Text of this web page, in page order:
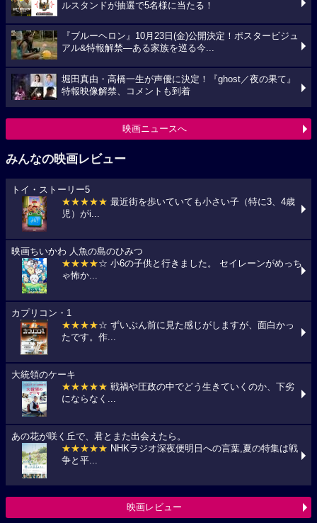
ルスタンドが抽選で5名様に当たる！
『ブルーヘロン』10月23日(金)公開決定！ポスタービジュ
アル&特報解禁―ある家族を巡る今...
堀田真由・高橋一生が声優に決定！『ghost／夜の果て』
特報映像解禁、コメントも到着
映画ニュースへ
みんなの映画レビュー
トイ・ストーリー5
★★★★★ 最近街を歩いていても小さい子（特に3、4歳
児）がi...
映画ちいかわ 人魚の島のひみつ
★★★★☆ 小6の子供と行きました。 セイレーンがめっち
ゃ怖か...
カプリコン・1
★★★★☆ ずいぶん前に見た感じがしますが、面白かっ
たです。作...
大統領のケーキ
★★★★★ 戦禍や圧政の中でどう生きていくのか、下劣
にならなく...
あの花が咲く丘で、君とまた出会えたら。
★★★★★ NHKラジオ深夜便明日への言葉,夏の特集は戦
争と平...
映画レビュー